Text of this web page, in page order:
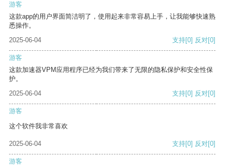
游客
这款app的用户界面简洁明了，使用起来非常容易上手，让我能够快速熟
悉操作。
2025-06-04
支持[0] 反对[0]
游客
这款加速器VPM应用程序已经为我们带来了无限的隐私保护和安全性保
护。
2025-06-04
支持[0] 反对[0]
游客
这个软件我非常喜欢
2025-06-04 支持[0] 反对[0]
游客